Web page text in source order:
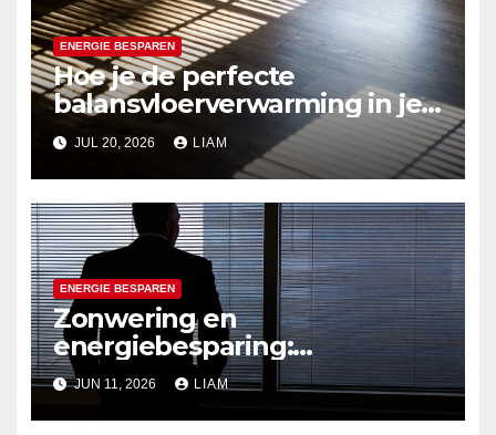
ENERGIE BESPAREN
Hoe je de perfecte
balansvloerverwarming in je
huis implementeert
JUL 20, 2026 LIAM
ENERGIE BESPAREN
Zonwering en
energiebesparing:
combinaties die werken
JUN 11, 2026 LIAM